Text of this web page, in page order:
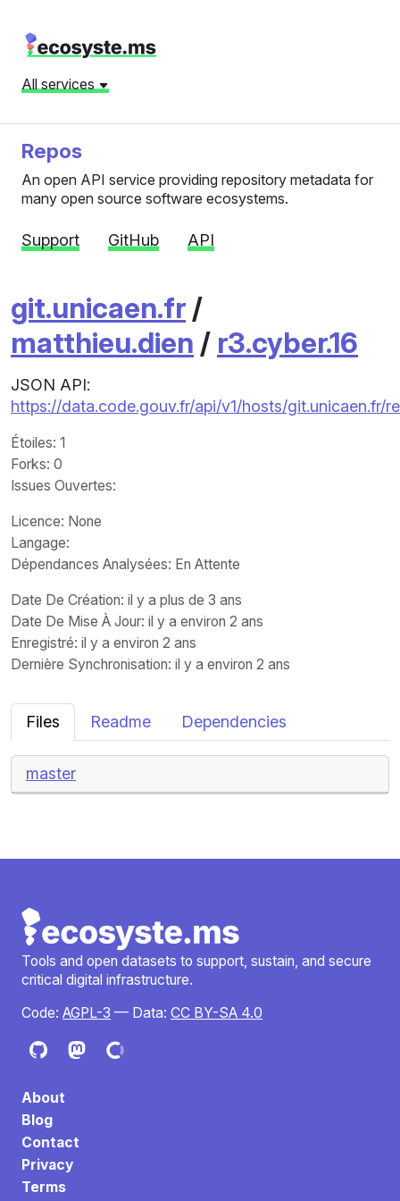
All services
Repos
An open API service providing repository metadata for
many open source software ecosystems.
Support GitHub API
git.unicaen.fr /
matthieu.dien / r3.cyber.16
JSON API:
https://data.code.gouv.fr/api/v1/hosts/git.unicaen.fr/
Étoiles: 1
Forks: 0
Issues Ouvertes:
Licence: None
Langage:
Dépendances Analysées: En Attente
Date De Création: il y a plus de 3 ans
Date De Mise À Jour: il y a environ 2 ans
Enregistré: il y a environ 2 ans
Dernière Synchronisation: il y a environ 2 ans
Files Readme Dependencies
master
Tools and open datasets to support, sustain, and secure
critical digital infrastructure.
Code: AGPL-3 — Data: CC BY-SA 4.0
About
Blog
Contact
Privacy
Terms